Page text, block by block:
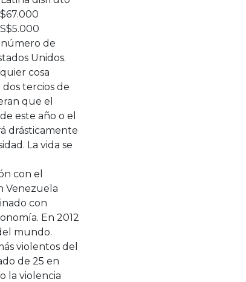
número de
Unidos.
cosa
tercios de
que el
este año o el
drásticamente
La vida se
con el
Venezuela
con
En 2012
mundo.
violentos del
de 25 en
la violencia